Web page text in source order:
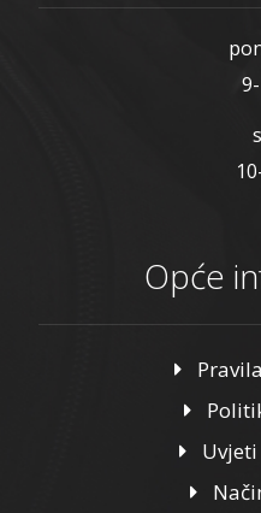
Opće